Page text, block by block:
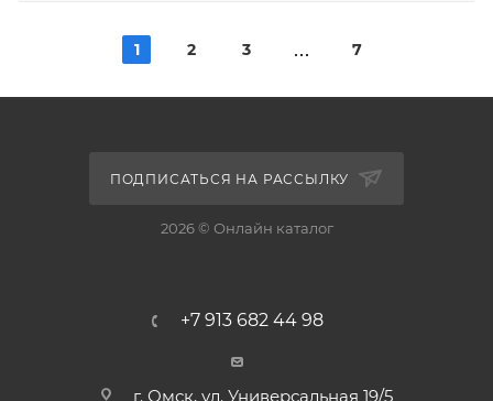
1 2 3 7
ПОДПИСАТЬСЯ НА РАССЫЛКУ
2026 © Онлайн каталог
+7 913 682 44 98
г. Омск, ул. Универсальная 19/5